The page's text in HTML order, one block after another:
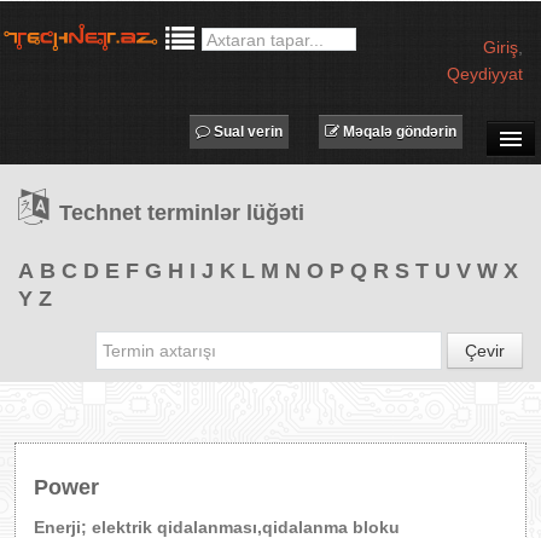
Giriş
Qeydiyyat
TƏDBİRLƏR
PROQRAMLAR
Məqalə göndərin
Sual verin
Technet terminlər lüğəti
A B C D E F G H I J K L M N O P Q R S T U V W X
Y Z
Çevir
Power
Enerji; elektrik qidalanması,qidalanma bloku